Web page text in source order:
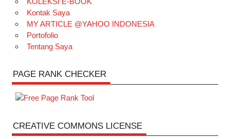
Kontak Saya
MY ARTICLE @YAHOO INDONESIA
Portofolio
Tentang Saya
PAGE RANK CHECKER
CREATIVE COMMONS LICENSE